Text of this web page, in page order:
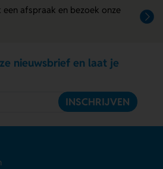
een afspraak en bezoek onze
nieuwsbrief en laat je
INSCHRIJVEN